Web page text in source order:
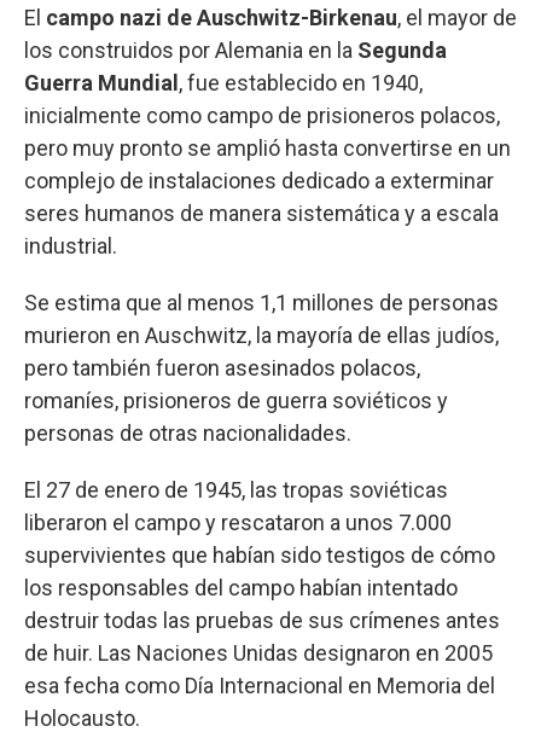
El campo nazi de Auschwitz-Birkenau, el mayor de
los construidos por Alemania en la Segunda
Guerra Mundial, fue establecido en 1940,
inicialmente como campo de prisioneros polacos,
pero muy pronto se amplió hasta convertirse en un
complejo de instalaciones dedicado a exterminar
seres humanos de manera sistemática y a escala
industrial.
Se estima que al menos 1,1 millones de personas
murieron en Auschwitz, la mayoría de ellas judíos,
pero también fueron asesinados polacos,
romaníes, prisioneros de guerra soviéticos y
personas de otras nacionalidades.
El 27 de enero de 1945, las tropas soviéticas
liberaron el campo y rescataron a unos 7.000
supervivientes que habían sido testigos de cómo
los responsables del campo habían intentado
destruir todas las pruebas de sus crímenes antes
de huir. Las Naciones Unidas designaron en 2005
esa fecha como Día Internacional en Memoria del
Holocausto.